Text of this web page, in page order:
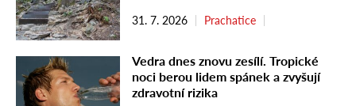
31. 7. 2026 Prachatice
Vedra dnes znovu zesílí. Tropické
noci berou lidem spánek a zvyšují
zdravotní rizika